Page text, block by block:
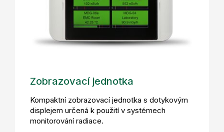
Zobrazovací jednotka
Kompaktní zobrazovací jednotka s dotykovým
displejem určená k použití v systémech
monitorování radiace.